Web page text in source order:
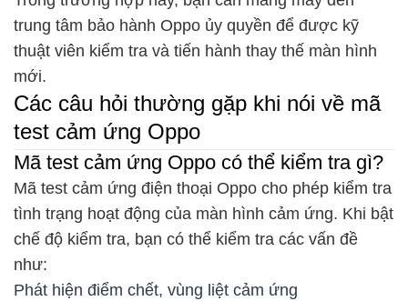
trung tâm bảo hành Oppo ủy quyền để được kỹ
thuật viên kiểm tra và tiến hành thay thế màn hình
mới.
Các câu hỏi thường gặp khi nói về mã
test cảm ứng Oppo
Mã test cảm ứng Oppo có thể kiểm tra gì?
Mã test cảm ứng điện thoại Oppo cho phép kiểm tra
tình trạng hoạt động của màn hình cảm ứng. Khi bật
chế độ kiểm tra, bạn có thể kiểm tra các vấn đề
như:
Phát hiện điểm chết, vùng liệt cảm ứng